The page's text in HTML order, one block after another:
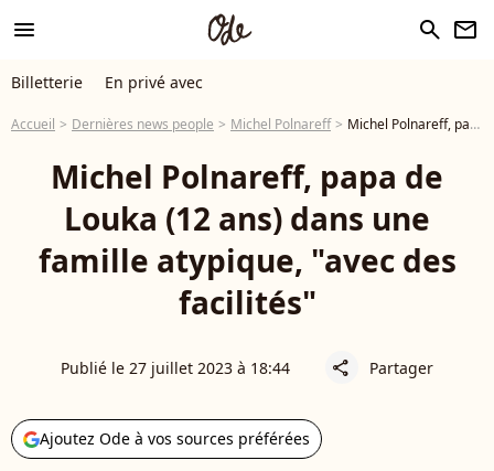
menu search newsletter
Billetterie En privé avec
Accueil Dernières news people Michel Polnareff Michel Polnareff, papa de Louka (12 ans) dans une famille atypique, "avec des facilités"
Michel Polnareff, papa de
Louka (12 ans) dans une
famille atypique, "avec des
facilités"
Publié le 27 juillet 2023 à 18:44 share Partager
Ajoutez Ode à vos sources préférées